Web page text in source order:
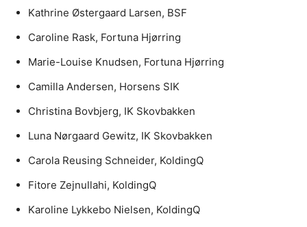
Kathrine Østergaard Larsen, BSF
Caroline Rask, Fortuna Hjørring
Marie-Louise Knudsen, Fortuna Hjørring
Camilla Andersen, Horsens SIK
Christina Bovbjerg, IK Skovbakken
Luna Nørgaard Gewitz, IK Skovbakken
Carola Reusing Schneider, KoldingQ
Fitore Zejnullahi, KoldingQ
Karoline Lykkebo Nielsen, KoldingQ